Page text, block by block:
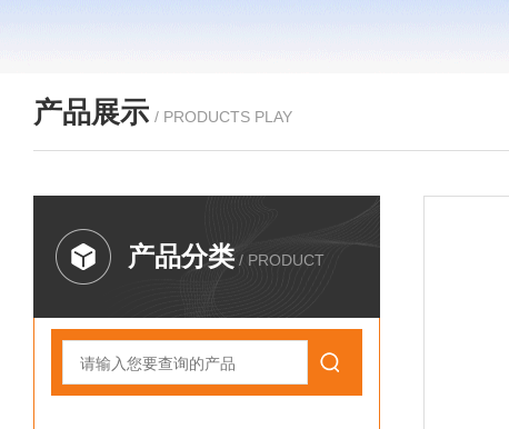
产品展示 / PRODUCTS PLAY
产品分类 / PRODUCT